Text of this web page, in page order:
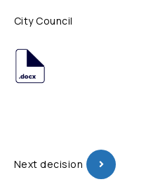
City Council
Next decision